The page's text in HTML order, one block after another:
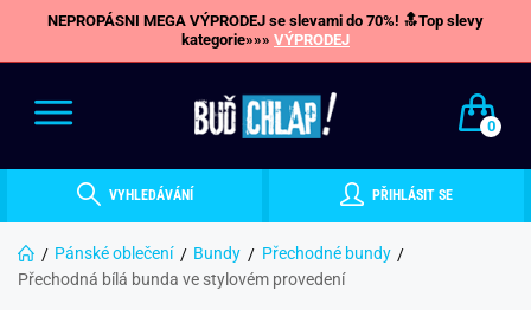
NEPROPÁSNI MEGA VÝPRODEJ se slevami do 70%! 🔝Top slevy
kategorie»»» VÝPRODEJ
0
VYHLEDÁVÁNÍ PŘIHLÁSIT SE
Pánské oblečení Bundy
Přechodné bundy
Přechodná bílá bunda ve stylovém provedení